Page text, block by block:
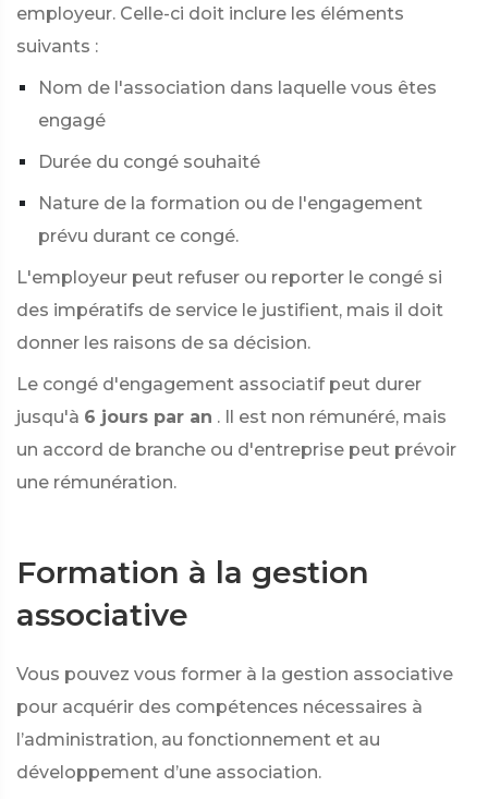
employeur. Celle-ci doit inclure les éléments
suivants :
Nom de l'association dans laquelle vous êtes
engagé
Durée du congé souhaité
Nature de la formation ou de l'engagement
prévu durant ce congé.
L'employeur peut refuser ou reporter le congé si
des impératifs de service le justifient, mais il doit
donner les raisons de sa décision.
Le congé d'engagement associatif peut durer
jusqu'à 6 jours par an . Il est non rémunéré, mais
un accord de branche ou d'entreprise peut prévoir
une rémunération.
Formation à la gestion
associative
Vous pouvez vous former à la gestion associative
pour acquérir des compétences nécessaires à
l’administration, au fonctionnement et au
développement d’une association.